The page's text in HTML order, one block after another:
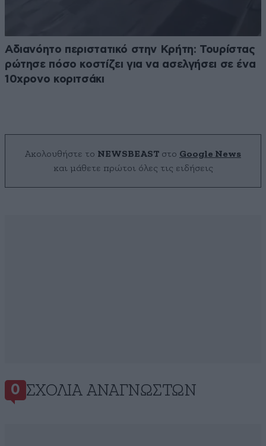
Αδιανόητο περιστατικό στην Κρήτη: Τουρίστας
ρώτησε πόσο κοστίζει για να ασελγήσει σε ένα
10χρονο κοριτσάκι
Ακολουθήστε το NEWSBEAST στο Google News
και μάθετε πρώτοι όλες τις ειδήσεις
0 ΣΧΌΛΙΑ ΑΝΑΓΝΩΣΤΏΝ